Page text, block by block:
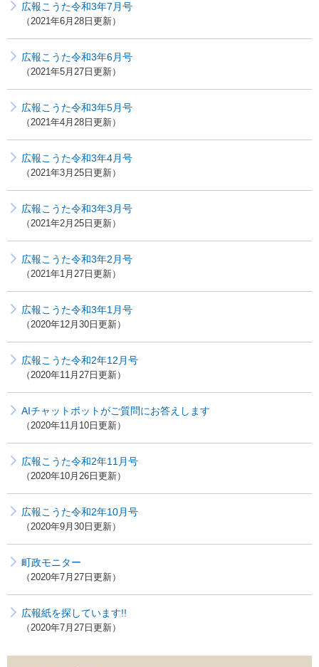
広報こうた令和3年7月号
2021年6月28日更新
広報こうた令和3年6月号
2021年5月27日更新
広報こうた令和3年5月号
2021年4月28日更新
広報こうた令和3年4月号
2021年3月25日更新
広報こうた令和3年3月号
2021年2月25日更新
広報こうた令和3年2月号
2021年1月27日更新
広報こうた令和3年1月号
2020年12月30日更新
広報こうた令和2年12月号
2020年11月27日更新
AIチャットボットがご質問にお答えします
2020年11月10日更新
広報こうた令和2年11月号
2020年10月26日更新
広報こうた令和2年10月号
2020年9月30日更新
町政モニター
2020年7月27日更新
広報紙を探しています!!
2020年7月27日更新